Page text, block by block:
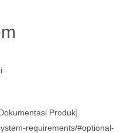
Produk]
requirements/#optional-